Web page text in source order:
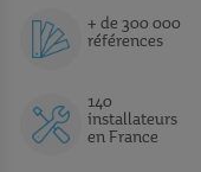
+ de 300 000
références
140
installateurs
en France